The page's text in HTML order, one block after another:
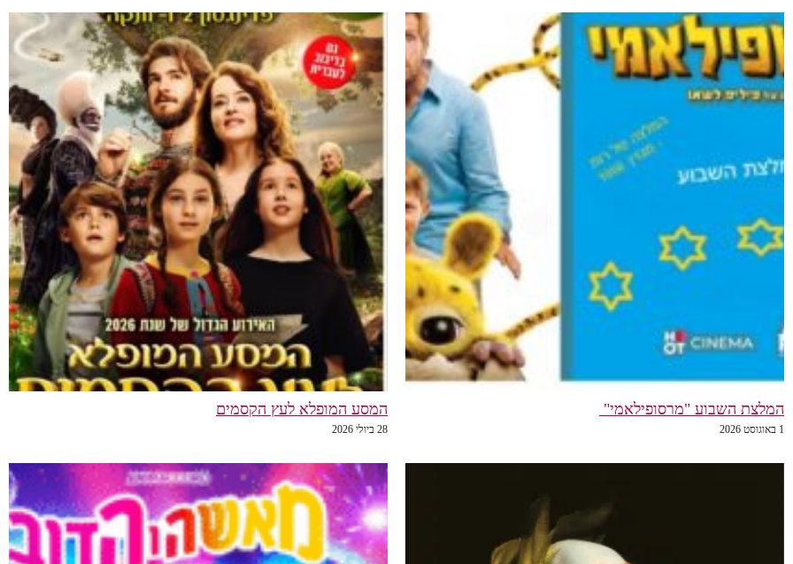
המלצת השבוע "מרסופילאמי"
1 באוגוסט 2026
המסע המופלא לעץ הקסמים
28 ביולי 2026